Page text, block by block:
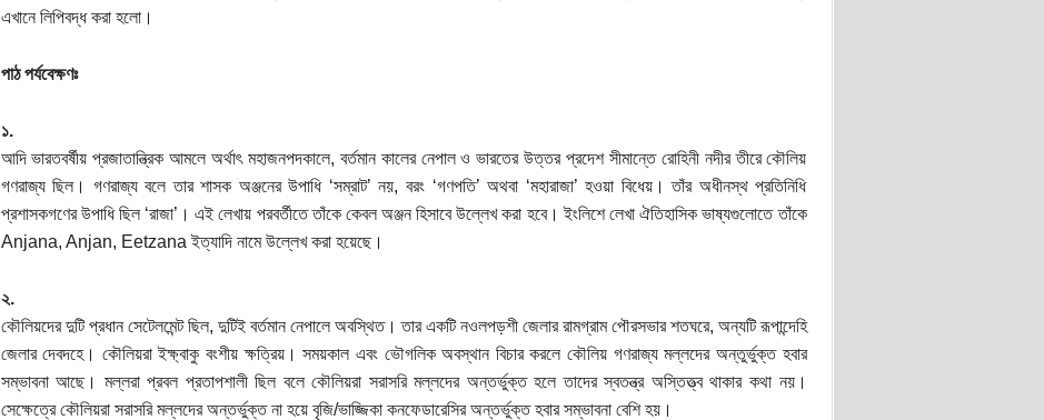
এখানে লিপিবদ্ধ করা হলো।
পাঠ পর্যবেক্ষণঃ
১.
আদি ভারতবর্ষীয় প্রজাতান্ত্রিক আমলে অর্থাৎ মহাজনপদকালে, বর্তমান কালের নেপাল ও ভারতের উত্তর প্রদেশ সীমান্তে রোহিনী নদীর তীরে কৌলিয়
গণরাজ্য ছিল। গণরাজ্য বলে তার শাসক অঞ্জনের উপাধি ‘সম্রাট’ নয়, বরং ‘গণপতি’ অথবা ‘মহারাজা’ হওয়া বিধেয়। তাঁর অধীনস্থ প্রতিনিধি
প্রশাসকগণের উপাধি ছিল ‘রাজা’। এই লেখায় পরবর্তীতে তাঁকে কেবল অঞ্জন হিসাবে উল্লেখ করা হবে। ইংলিশে লেখা ঐতিহাসিক ভাষ্যগুলোতে তাঁকে
Anjana, Anjan, Eetzana ইত্যাদি নামে উল্লেখ করা হয়েছে।
২.
কৌলিয়দের দুটি প্রধান সেটেলমেন্ট ছিল, দুটিই বর্তমান নেপালে অবস্থিত। তার একটি নওলপড়শী জেলার রামগ্রাম পৌরসভার শতঘরে, অন্যটি রূপান্দেহি
জেলার দেবদহে। কৌলিয়রা ইক্ষ্বাকু বংশীয় ক্ষত্রিয়। সময়কাল এবং ভৌগলিক অবস্থান বিচার করলে কৌলিয় গণরাজ্য মল্লদের অন্তুর্ভুক্ত হবার
সম্ভাবনা আছে। মল্লরা প্রবল প্রতাপশালী ছিল বলে কৌলিয়রা সরাসরি মল্লদের অন্তর্ভুক্ত হলে তাদের স্বতন্ত্র অস্তিত্ত্ব থাকার কথা নয়।
সেক্ষেত্রে কৌলিয়রা সরাসরি মল্লদের অন্তর্ভুক্ত না হয়ে বৃজি/ভাজ্জিকা কনফেডারেসির অন্তর্ভুক্ত হবার সম্ভাবনা বেশি হয়।